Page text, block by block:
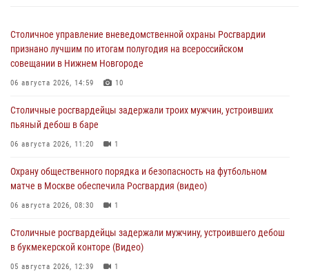
Столичное управление вневедомственной охраны Росгвардии
признано лучшим по итогам полугодия на всероссийском
совещании в Нижнем Новгороде
06 августа 2026, 14:59 10
Столичные росгвардейцы задержали троих мужчин, устроивших
пьяный дебош в баре
06 августа 2026, 11:20 1
Охрану общественного порядка и безопасность на футбольном
матче в Москве обеспечила Росгвардия (видео)
06 августа 2026, 08:30 1
Столичные росгвардейцы задержали мужчину, устроившего дебош
в букмекерской конторе (Видео)
05 августа 2026, 12:39 1